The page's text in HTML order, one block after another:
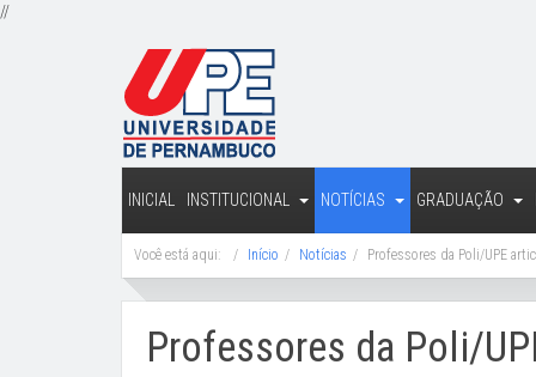
//
INICIAL INSTITUCIONAL NOTÍCIAS GRADUAÇÃO
Você está aqui: Início Notícias Professores da Poli/UPE
Professores da Poli/